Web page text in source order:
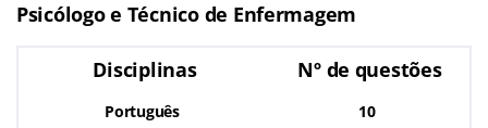
Psicólogo e Técnico de Enfermagem
Disciplinas Nº de questões
Português
10